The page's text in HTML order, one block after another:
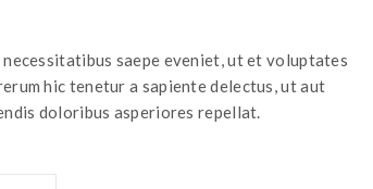
saepe eveniet, ut et voluptates
hic tenetur a sapiente delectus, ut aut
doloribus asperiores repellat.